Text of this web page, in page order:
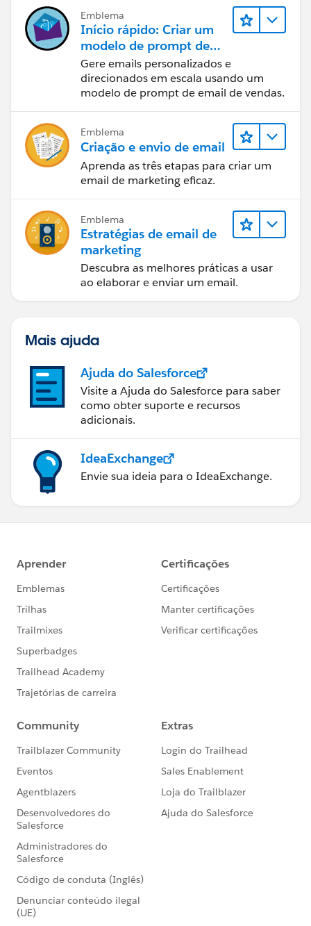
Emblema
Início rápido: Criar um
modelo de prompt de
email de vendas
Gere emails personalizados e
direcionados em escala usando um
modelo de prompt de email de vendas.
Emblema
Criação e envio de email
Aprenda as três etapas para criar um
email de marketing eficaz.
Emblema
Estratégias de email de
marketing
Descubra as melhores práticas a usar
ao elaborar e enviar um email.
Mais ajuda
Ajuda do Salesforce
Visite a Ajuda do Salesforce para saber
como obter suporte e recursos
adicionais.
IdeaExchange
Envie sua ideia para o IdeaExchange.